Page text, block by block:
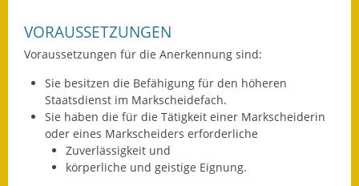
Schadensmeldung
Straßenbau
Landesstraße
Kreisstraße
Umleitungsplan
VORAUSSETZUNGEN
Voraussetzungen für die Anerkennung sind:
Sie besitzen die Befähigung für den höheren
Staatsdienst im Markscheidefach.
Sie haben die für die Tätigkeit einer Markscheiderin
oder eines Markscheiders erforderliche
Zuverlässigkeit und
körperliche und geistige Eignung.